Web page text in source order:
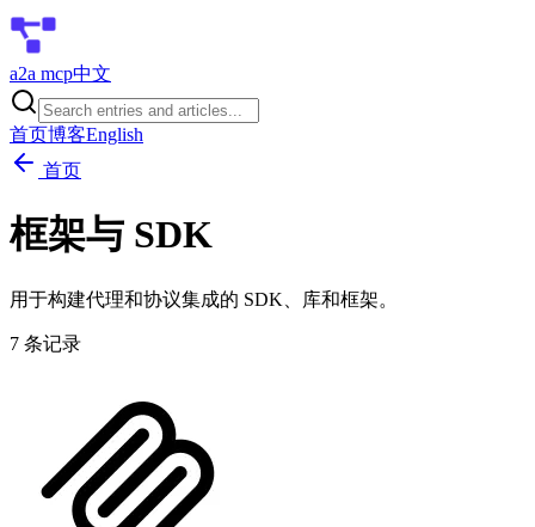
a2a mcp中文
首页博客English
首页
框架与 SDK
用于构建代理和协议集成的 SDK、库和框架。
7 条记录